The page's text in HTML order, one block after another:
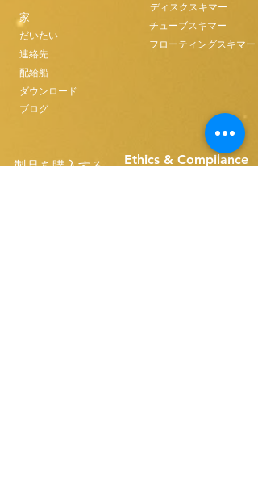
家
だいたい
連絡先
配給船
ダウンロード
ブログ
ディスクスキマー
チューブスキマー
フローティングスキマー
製品を購入する
Ethics & Compilance